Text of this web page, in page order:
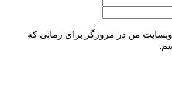
وبسایت من در مرورگر برای زمانی که